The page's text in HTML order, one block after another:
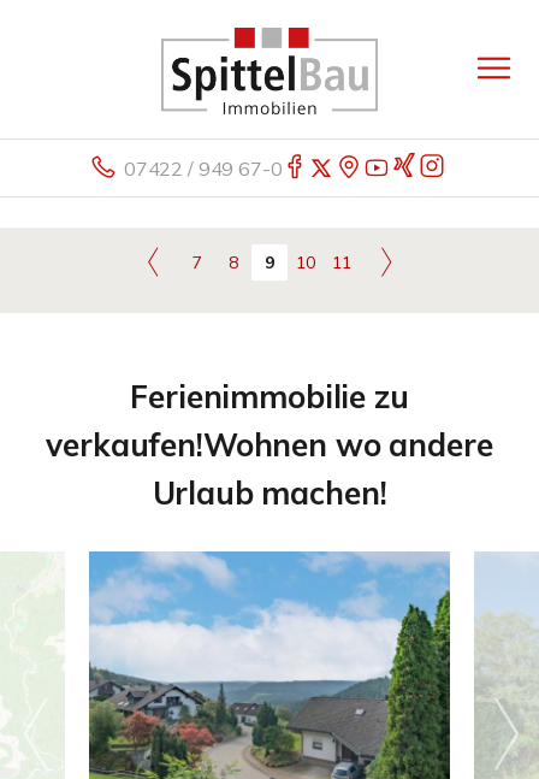
07422 / 949 67-0
7 8 9 10 11
Ferienimmobilie zu
verkaufen!Wohnen wo andere
Urlaub machen!